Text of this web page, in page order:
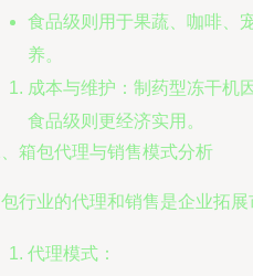
食品级则用于果蔬、咖啡、
养。
成本与维护：制药型冻干机
食品级则更经济实用。
箱包代理与销售模式分析
行业的代理和销售是企业拓
代理模式：